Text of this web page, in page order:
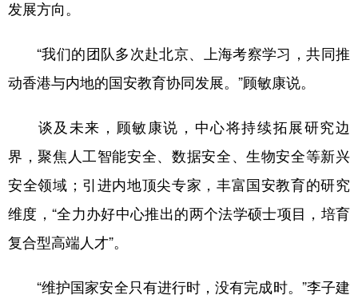
发展方向。
“我们的团队多次赴北京、上海考察学习，共同推
动香港与内地的国安教育协同发展。”顾敏康说。
谈及未来，顾敏康说，中心将持续拓展研究边
界，聚焦人工智能安全、数据安全、生物安全等新兴
安全领域；引进内地顶尖专家，丰富国安教育的研究
维度，“全力办好中心推出的两个法学硕士项目，培育
复合型高端人才”。
“维护国家安全只有进行时，没有完成时。”李子建